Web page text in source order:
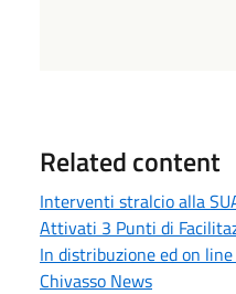
Related content
Interventi stralcio alla
Attivati 3 Punti di
In distribuzione ed on
Chivasso News